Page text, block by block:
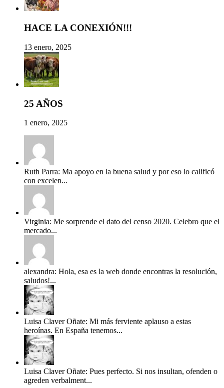
HACE LA CONEXIÓN!!!
13 enero, 2025
25 AÑOS
1 enero, 2025
Ruth Parra: Ma apoyo en la buena salud y por eso lo calificó
con excelen...
Virginia: Me sorprende el dato del censo 2020. Celebro que el
mercado...
alexandra: Hola, esa es la web donde encontras la resolución,
saludos!...
Luisa Claver Oñate: Mi más ferviente aplauso a estas
heroínas. En España tenemos...
Luisa Claver Oñate: Pues perfecto. Si nos insultan, ofenden o
agreden verbalment...